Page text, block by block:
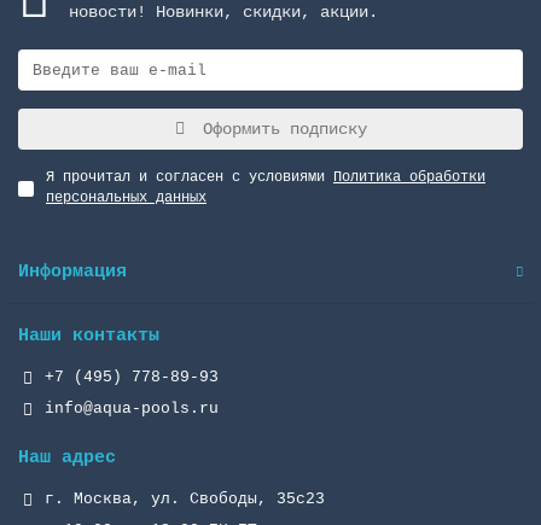
новости! Новинки, скидки, акции.
Оформить подписку
Я прочитал и согласен с условиями Политика обработки
персональных данных
Информация
Наши контакты
+7 (495) 778-89-93
info@aqua-pools.ru
Наш адрес
г. Москва, ул. Свободы, 35с23